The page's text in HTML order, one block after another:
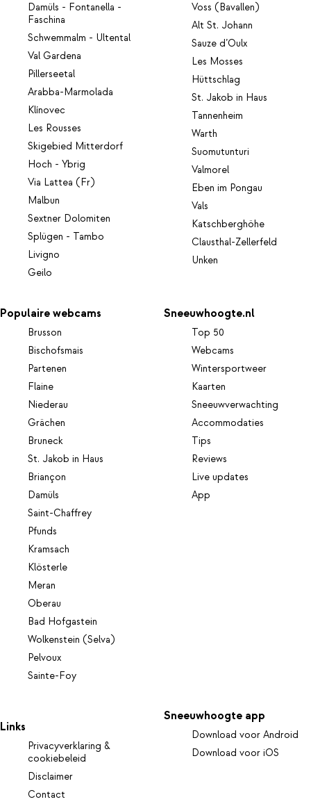
Damüls - Fontanella -
Faschina
Schwemmalm - Ultental
Val Gardena
Pillerseetal
Arabba-Marmolada
Klínovec
Les Rousses
Skigebied Mitterdorf
Hoch - Ybrig
Via Lattea (Fr)
Malbun
Sextner Dolomiten
Splügen - Tambo
Livigno
Geilo
Voss (Bavallen)
Alt St. Johann
Sauze d’Oulx
Les Mosses
Hüttschlag
St. Jakob in Haus
Tannenheim
Warth
Suomutunturi
Valmorel
Eben im Pongau
Vals
Katschberghöhe
Clausthal-Zellerfeld
Unken
Populaire webcams
Brusson
Bischofsmais
Partenen
Flaine
Niederau
Grächen
Bruneck
St. Jakob in Haus
Briançon
Damüls
Saint-Chaffrey
Pfunds
Kramsach
Klösterle
Meran
Oberau
Bad Hofgastein
Wolkenstein (Selva)
Pelvoux
Sainte-Foy
Sneeuwhoogte.nl
Top 50
Webcams
Wintersportweer
Kaarten
Sneeuwverwachting
Accommodaties
Tips
Reviews
Live updates
App
Links
Privacyverklaring &
cookiebeleid
Disclaimer
Contact
Sneeuwhoogte app
Download voor Android
Download voor iOS